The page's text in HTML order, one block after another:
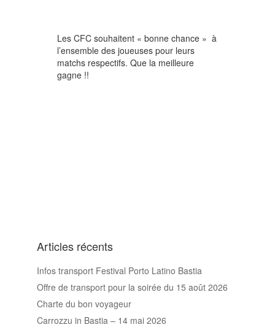
Les CFC souhaitent « bonne chance » à
l’ensemble des joueuses pour leurs
matchs respectifs. Que la meilleure
gagne !!
Articles récents
Infos transport Festival Porto Latino Bastia
Offre de transport pour la soirée du 15 août 2026
Charte du bon voyageur
Carrozzu in Bastia – 14 mai 2026